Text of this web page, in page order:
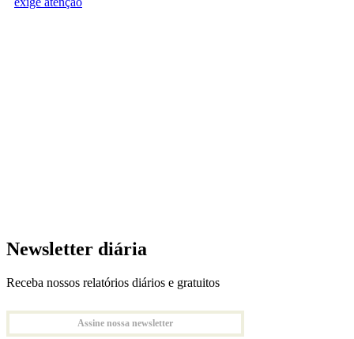
Newsletter diária
Receba nossos relatórios diários e gratuitos
Assine nossa newsletter